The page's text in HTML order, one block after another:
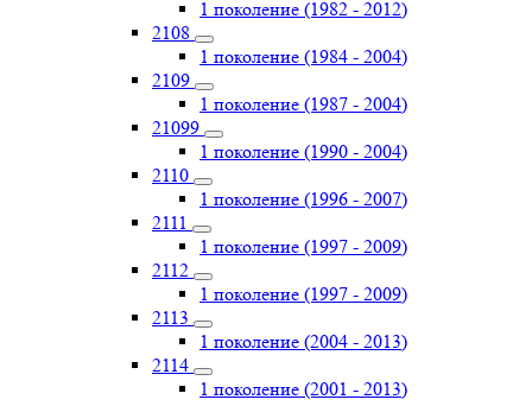
1 поколение (1982 - 2012)
2108
1 поколение (1984 - 2004)
2109
1 поколение (1987 - 2004)
21099
1 поколение (1990 - 2004)
2110
1 поколение (1996 - 2007)
2111
1 поколение (1997 - 2009)
2112
1 поколение (1997 - 2009)
2113
1 поколение (2004 - 2013)
2114
1 поколение (2001 - 2013)